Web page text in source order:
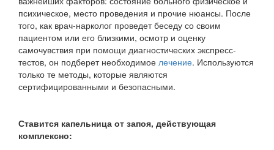
психическое, место проведения и прочие нюансы. После
того, как врач-нарколог проведет беседу со своим
пациентом или его близкими, осмотр и оценку
самочувствия при помощи диагностических экспресс-
тестов, он подберет необходимое лечение. Используются
только те методы, которые являются
сертифицированными и безопасными.
Ставится капельница от запоя, действующая
комплексно: